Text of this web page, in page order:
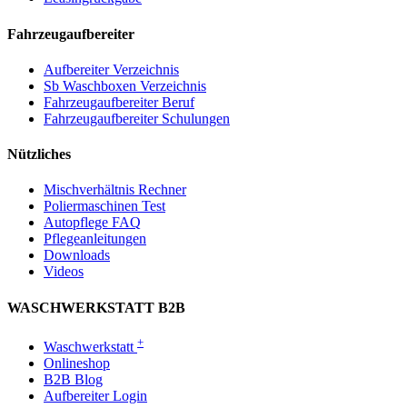
Fahrzeugaufbereiter
Aufbereiter Verzeichnis
Sb Waschboxen Verzeichnis
Fahrzeugaufbereiter Beruf
Fahrzeugaufbereiter Schulungen
Nützliches
Mischverhältnis Rechner
Poliermaschinen Test
Autopflege FAQ
Pflegeanleitungen
Downloads
Videos
WASCHWERKSTATT B2B
Waschwerkstatt +
Onlineshop
B2B Blog
Aufbereiter Login